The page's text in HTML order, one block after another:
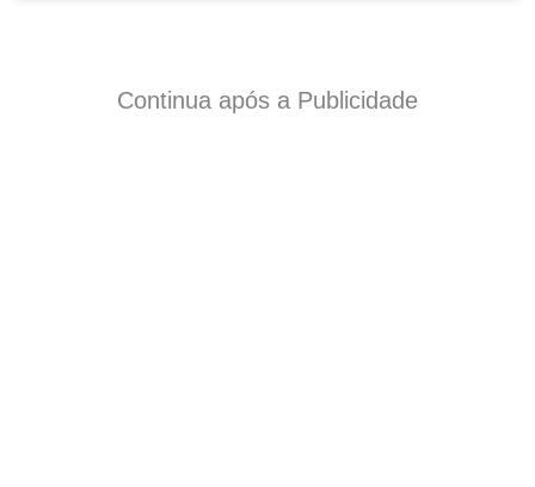
Continua após a Publicidade